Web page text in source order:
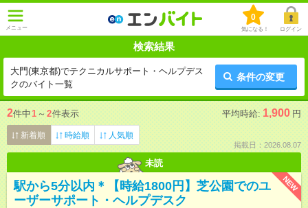
メニュー
0
気になる！ ログイン
検索結果
大門(東京都)でテクニカルサポート・ヘルプデス
クのバイト一覧
条件の変更
2件中1 ～ 2件表示 平均時給: 1,900 円
新着順 時給順 人気順
掲載日：2026.08.07
未読
NEW
駅から5分以内＊【時給1800円】芝公園でのユ
ーザーサポート・ヘルプデスク